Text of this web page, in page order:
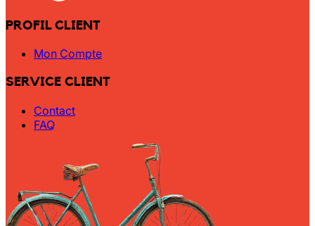
PROFIL CLIENT
Mon Compte
SERVICE CLIENT
Contact
FAQ